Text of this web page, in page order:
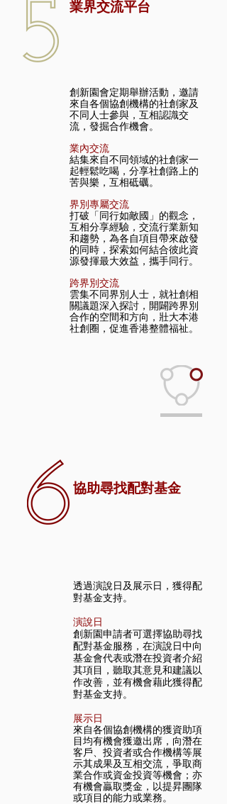
業界交流平台
創新園會定期舉辦活動，邀請
來自各個協創機構的社創家及
不同人士參與，互相認識交
流，發掘合作機會。
業內交流
結集來自不同領域的社創家一
起輕鬆吃喝，分享社創路上的
苦與樂，互相砥礪。
界別專屬交流
打破「同行如敵國」的觀念，
互相分享經驗，交流行業新知
和趨勢，為各自項目帶來啟發
的同時，探索如何結合彼此資
源發揮最大效益，攜手同行。
跨界別交流
雲集不同界別人士，就社創相
關議題深入探討，開闢跨界別
合作的空間和方向，壯大本港
社創圈，促進香港整體福祉。
協助尋找配對基金
透過演說日及展示日，獲得配
對基金支持。
演說日
創新園申請者可選擇協助尋找
配對基金服務，在演說日中向
基金會代表或潛在投資者介紹
其項目，聽取其意見和建議以
作改善，並有機會藉此獲得配
對基金支持。
展示日
來自各個協創機構的獲資助項
目均有機會獲邀出席，向潛在
客戶、投資者或合作機構等展
示其成果及互相交流，爭取商
業合作或資金投資等機會；亦
有機會贏取獎金，以提昇團隊
或項目的能力或業務。